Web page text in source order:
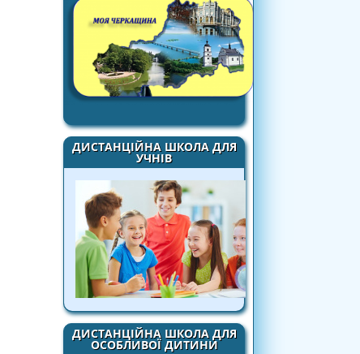
ДИСТАНЦІЙНА ШКОЛА ДЛЯ
УЧНІВ
ДИСТАНЦІЙНА ШКОЛА ДЛЯ
ОСОБЛИВОЇ ДИТИНИ